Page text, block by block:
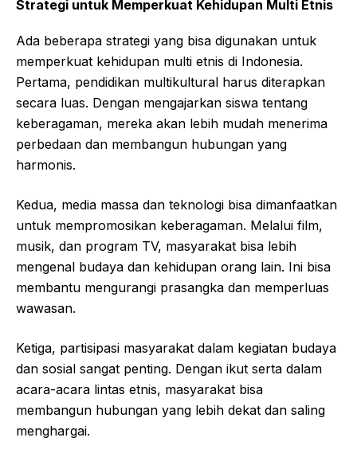
Strategi untuk Memperkuat Kehidupan Multi Etnis
Ada beberapa strategi yang bisa digunakan untuk
memperkuat kehidupan multi etnis di Indonesia.
Pertama, pendidikan multikultural harus diterapkan
secara luas. Dengan mengajarkan siswa tentang
keberagaman, mereka akan lebih mudah menerima
perbedaan dan membangun hubungan yang
harmonis.
Kedua, media massa dan teknologi bisa dimanfaatkan
untuk mempromosikan keberagaman. Melalui film,
musik, dan program TV, masyarakat bisa lebih
mengenal budaya dan kehidupan orang lain. Ini bisa
membantu mengurangi prasangka dan memperluas
wawasan.
Ketiga, partisipasi masyarakat dalam kegiatan budaya
dan sosial sangat penting. Dengan ikut serta dalam
acara-acara lintas etnis, masyarakat bisa
membangun hubungan yang lebih dekat dan saling
menghargai.